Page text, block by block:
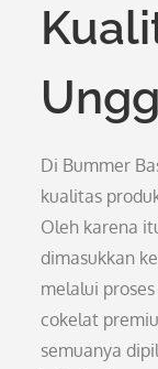
Di Bummer
kualitas
Oleh karena
dimasukkan
melalui
cokelat
semuanya